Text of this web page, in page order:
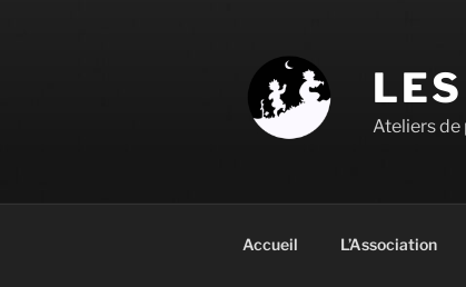
Ateliers de
Accueil L’Association